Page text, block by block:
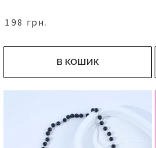
198 грн.
В КОШИК